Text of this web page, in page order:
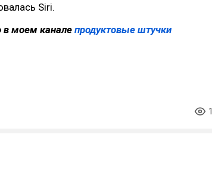
Siri.
в моем каналепродуктовые штучки